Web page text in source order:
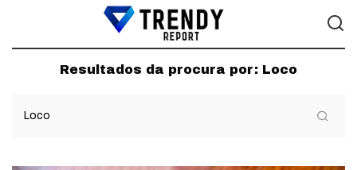
Resultados da procura por: Loco